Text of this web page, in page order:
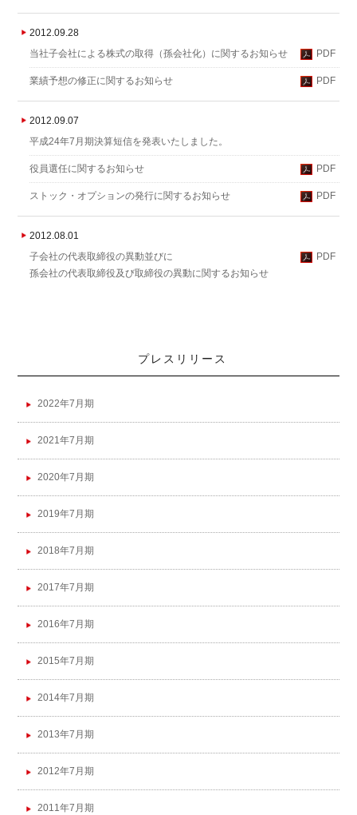
2012.09.28
当社子会社による株式の取得（孫会社化）に関するお知らせ
PDF
業績予想の修正に関するお知らせ PDF
2012.09.07
平成24年7月期決算短信を発表いたしました。
役員選任に関するお知らせ PDF
ストック・オプションの発行に関するお知らせ PDF
2012.08.01
子会社の代表取締役の異動並びに
孫会社の代表取締役及び取締役の異動に関するお知らせ
PDF
プレスリリース
2022年7月期
2021年7月期
2020年7月期
2019年7月期
2018年7月期
2017年7月期
2016年7月期
2015年7月期
2014年7月期
2013年7月期
2012年7月期
2011年7月期